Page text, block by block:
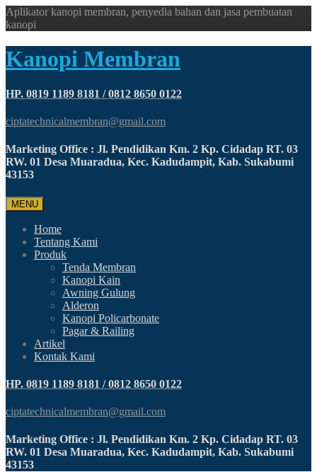
Aplikator kanopi membran, penyedia bahan dan jasa pembuatan
kanopi
Kanopi Membran
HP. 0819 1189 8181 / 0812 8650 0122
ciptatechnicalmembran@gmail.com
Marketing Office : Jl. Pendidikan Km. 2 Kp. Cidadap RT. 03
RW. 01 Desa Muaradua, Kec. Kadudampit, Kab. Sukabumi
43153
MENU
Home
Tentang Kami
Produk
Tenda Membran
Kanopi Kain
Awning Gulung
Alderon
Kanopi Policarbonate
Pagar & Railing
Artikel
Kontak Kami
HP. 0819 1189 8181 / 0812 8650 0122
ciptatechnicalmembran@gmail.com
Marketing Office : Jl. Pendidikan Km. 2 Kp. Cidadap RT. 03
RW. 01 Desa Muaradua, Kec. Kadudampit, Kab. Sukabumi
43153